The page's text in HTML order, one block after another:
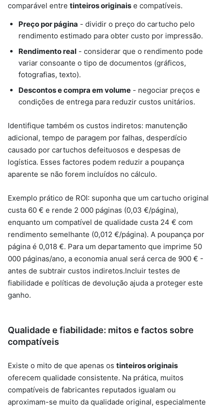
comparável entre tinteiros originais e compatíveis.
Preço por página - dividir o preço do cartucho pelo
rendimento estimado para obter custo por impressão.
Rendimento real - considerar que o rendimento pode
variar consoante o tipo de documentos (gráficos,
fotografias, texto).
Descontos e compra em volume - negociar preços e
condições de entrega para reduzir custos unitários.
Identifique também os custos indiretos: manutenção
adicional, tempo de paragem por falhas, desperdício
causado por cartuchos defeituosos e despesas de
logística. Esses factores podem reduzir a poupança
aparente se não forem incluídos no cálculo.
Exemplo prático de ROI: suponha que um cartucho original
custa 60 € e rende 2 000 páginas (0,03 €/página),
enquanto um compatível de qualidade custa 24 € com
rendimento semelhante (0,012 €/página). A poupança por
página é 0,018 €. Para um departamento que imprime 50
000 páginas/ano, a economia anual será cerca de 900 € -
antes de subtrair custos indiretos.Incluir testes de
fiabilidade e políticas de devolução ajuda a proteger este
ganho.
Qualidade e fiabilidade: mitos e factos sobre
compatíveis
Existe o mito de que apenas os tinteiros originais
oferecem qualidade consistente. Na prática, muitos
compatíveis de fabricantes reputados igualam ou
aproximam-se muito da qualidade original, especialmente